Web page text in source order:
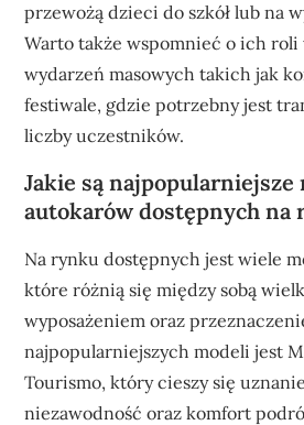
przewożą dzieci do szkół lub na
Warto także wspomnieć o ich roli
wydarzeń masowych takich jak
festiwale, gdzie potrzebny jest
liczby uczestników.
Jakie są najpopularniejsze
autokarów dostępnych na
Na rynku dostępnych jest wiele
które różnią się między sobą
wyposażeniem oraz
najpopularniejszych modeli jest
Tourismo, który cieszy się
niezawodność oraz komfort